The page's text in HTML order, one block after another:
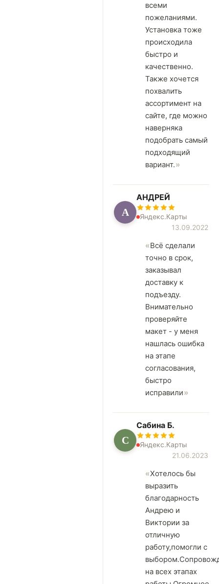
всеми
пожеланиями.
Установка тоже
происходила
быстро и
качественно.
Также хочется
похвалить
ассортимент на
сайте, где можно
наверняка
подобрать самый
подходящий
вариант.
А
АНДРЕЙ
Яндекс.Карты
13.09.2022
Всё сделали
точно в срок,
заказывал
доставку к
подъезду.
Внимательно
проверяйте
макет - у меня
нашлась ошибка
на этапе
согласования,
быстро
исправили
С
Сабина Б.
Яндекс.Карты
21.06.2023
Хотелось бы
выразить
благодарность
Андрею и
Виктории за
отличную
работу,помогли с
на всех этапах